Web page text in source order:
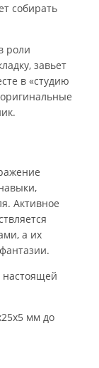
собирать
роли
завьет
в «студию
Активное
а их
настоящей
мм до